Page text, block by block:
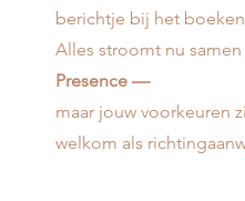
berichtje bij het
Alles stroomt nu samen
Presence —
maar jouw voorkeuren
welkom als